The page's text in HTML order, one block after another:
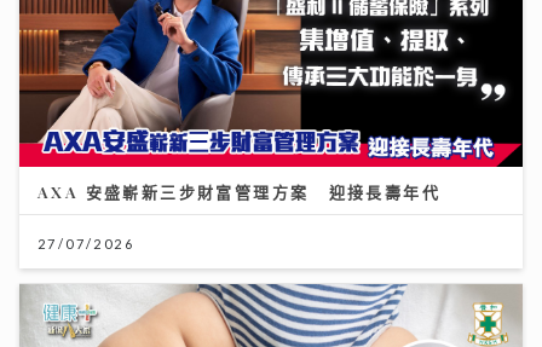
AXA 安盛嶄新三步財富管理方案 迎接長壽年代
27/07/2026